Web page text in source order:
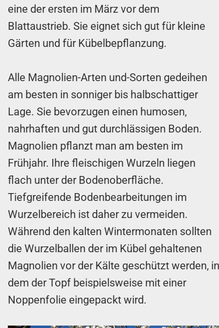
eine der ersten im März vor dem
Blattaustrieb. Sie eignet sich gut für kleine
Gärten und für Kübelbepflanzung.
Alle Magnolien-Arten und-Sorten gedeihen
am besten in sonniger bis halbschattiger
Lage. Sie bevorzugen einen humosen,
nahrhaften und gut durchlässigen Boden.
Magnolien pflanzt man am besten im
Frühjahr. Ihre fleischigen Wurzeln liegen
flach unter der Bodenoberfläche.
Tiefgreifende Bodenbearbeitungen im
Wurzelbereich ist daher zu vermeiden.
Während den kalten Wintermonaten sollten
die Wurzelballen der im Kübel gehaltenen
Magnolien vor der Kälte geschützt werden, in
dem der Topf beispielsweise mit einer
Noppenfolie eingepackt wird.